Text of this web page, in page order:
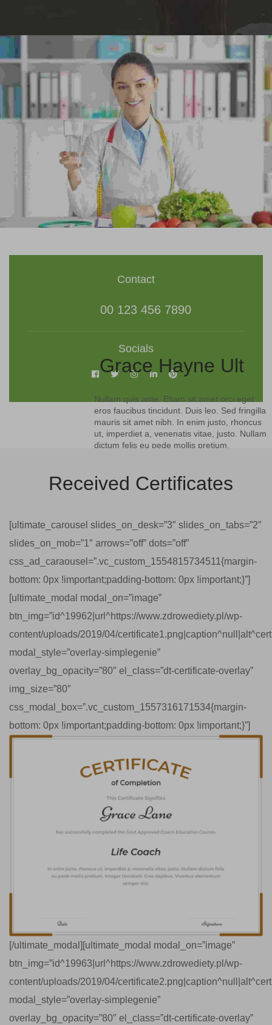
Contact
00 123 456 7890
Socials
Grace Hayne Ult
Nullam quis ante. Etiam sit amet orci eget
eros faucibus tincidunt. Duis leo. Sed fringilla
mauris sit amet nibh. In enim justo, rhoncus
ut, imperdiet a, venenatis vitae, justo. Nullam
dictum felis eu pede mollis pretium.
Received Certificates
[ultimate_carousel slides_on_desk=”3″ slides_on_tabs=”2″
slides_on_mob=”1″ arrows=”off” dots=”off”
css_ad_caraousel=”.vc_custom_1554815734511{margin-
bottom: 0px !important;padding-bottom: 0px !important;}”]
[ultimate_modal modal_on=”image”
btn_img=”id^19962|url^https://www.zdrowediety.pl/wp-
content/uploads/2019/04/
modal_style=”overlay-simplegenie”
overlay_bg_opacity=”80″ el_class=”dt-certificate-overlay”
img_size=”80″
css_modal_box=”.vc_custom_1557316171534{margin-
bottom: 0px !important;padding-bottom: 0px !important;}”]
[/ultimate_modal][ultimate_modal modal_on=”image”
btn_img=”id^19963|url^https://www.zdrowediety.pl/wp-
content/uploads/2019/04/
modal_style=”overlay-simplegenie”
overlay_bg_opacity=”80″ el_class=”dt-certificate-overlay”